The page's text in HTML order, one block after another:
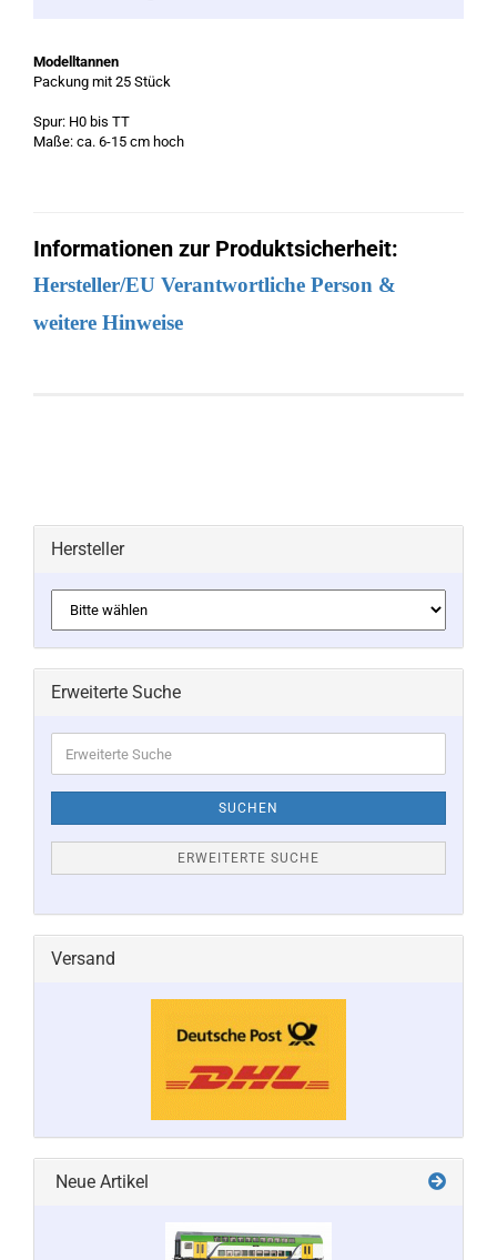
Modelltannen
Packung mit 25 Stück
Spur: H0 bis TT
Maße: ca. 6-15 cm hoch
Informationen zur Produktsicherheit:
Hersteller/EU Verantwortliche Person &
weitere Hinweise
Hersteller
Erweiterte Suche
Suche
SUCHEN
ERWEITERTE SUCHE
Versand
Neue Artikel